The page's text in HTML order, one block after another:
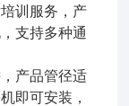
训服务，产
支持多种通
产品管径适
即可安装，